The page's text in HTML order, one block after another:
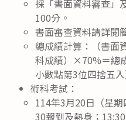
採「書面資料審查」
100分。
書面審查資料請詳閱
總成績計算：（書面
科成績）×70%＝總
小數點第3位四捨五入
術科考試：
114年3月20日（星期
30報到及熱身；